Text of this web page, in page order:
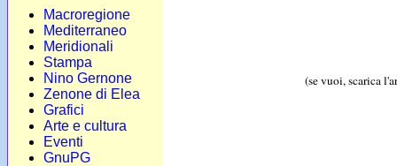
Macroregione
Mediterraneo
Meridionali
Stampa
Nino Gernone
Zenone di Elea
Grafici
Arte e cultura
Eventi
GnuPG
(se vuoi, scarica